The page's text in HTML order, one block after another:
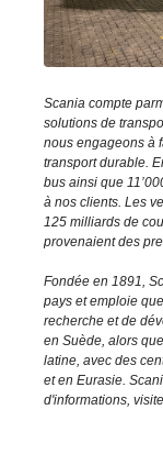
Scania compte
solutions de
nous engageons à
transport durable.
bus ainsi que
à nos clients. Les
125 milliards de
provenaient des
Fondée en 1891,
pays et emploie
recherche et de
en Suède, alors
latine, avec des
et en Eurasie.
d'informations,